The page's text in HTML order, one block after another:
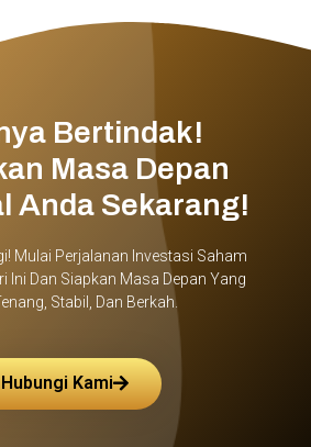
Bertindak!
Masa Depan
Anda Sekarang!
Mulai Perjalanan Investasi Saham
Ini Dan Siapkan Masa Depan Yang
Stabil, Dan Berkah.
Hubungi Kami